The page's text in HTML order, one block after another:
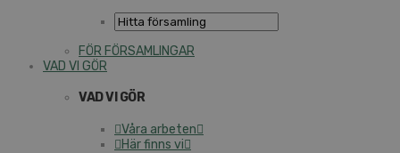
FÖR FÖRSAMLINGAR
VAD VI GÖR
VAD VI GÖR
Våra arbeten
Här finns vi